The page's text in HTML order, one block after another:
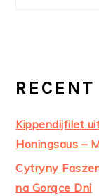
Kippendijfilet
Honingsaus –
Cytryny
na Gorące Dni